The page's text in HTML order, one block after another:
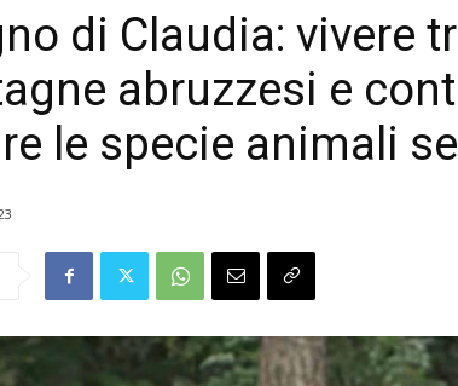
di Claudia: vivere
abruzzesi e
le specie animali